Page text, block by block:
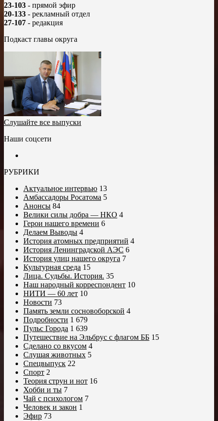
23-103 - прямой эфир
20-133 - рекламный отдел
27-107 - редакция
Подкаст главы округа
Слушайте все выпуски
Наши соцсети
РУБРИКИ
Актуальное интервью 13
Амбассадоры Росатома 5
Анонсы 84
Велики силы добра — НКО 4
Герои нашего времени 6
Делаем Выводы 4
История атомных предприятий 4
История Ленинградской АЭС 6
История улиц нашего округа 7
Культурная среда 15
Лица. Судьбы. История. 35
Наш народный корреспондент 10
НИТИ — 60 лет 10
Новости 73
Память земли сосновоборской 4
Подробности 1 679
Пульс Города 1 639
Путешествие на Эльбрус с флагом ББ 15
Сделано со вкусом 4
Слушая животных 5
Спецвыпуск 22
Спорт 2
Теория струн и нот 16
Хобби и ты 7
Чай с психологом 7
Человек и закон 1
Эфир 73